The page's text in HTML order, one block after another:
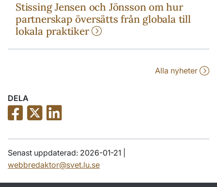
Stissing Jensen och Jönsson om hur
partnerskap översätts från globala till
lokala praktiker
Alla nyheter
DELA
Senast uppdaterad: 2026-01-21 |
webbredaktor@svet.lu.se